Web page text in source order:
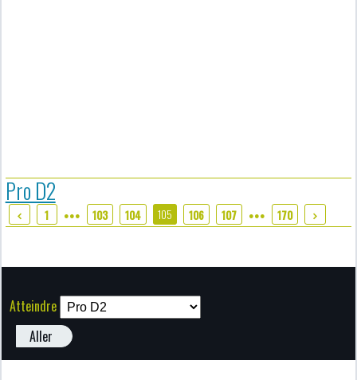
Pro D2
1 ●●● 103 104 105 106 107 ●●● 170
Atteindre
Aller